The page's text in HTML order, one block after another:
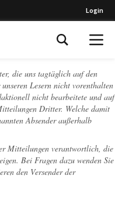
Login
die uns tagtäglich auf den
Lesern nicht vorenthalten
nicht bearbeitete und auf
Dritter. Welche damit
Absender außerhalb
Mitteilungen verantwortlich, die
Bei Fragen dazu wenden Sie
den Versender der